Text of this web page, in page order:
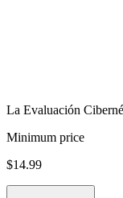
La Evaluación
Minimum price
$14.99